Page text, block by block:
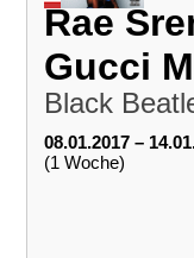
Rae
Gucci
Black
08.01.2017 –
(1 Woche)